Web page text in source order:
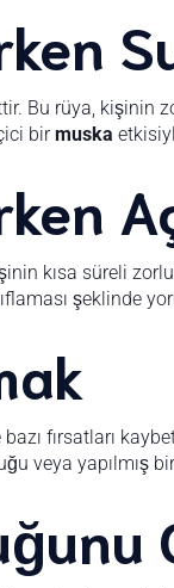
Bu rüya, kişinin
birmuska
kısa süreli
şeklinde
bazı fırsatları
veya yapılmış